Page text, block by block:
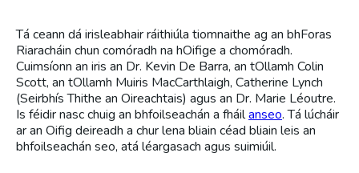
Tá ceann dá irisleabhair ráithiúla tiomnaithe ag an bhForas
Riaracháin chun comóradh na hOifige a chomóradh.
Cuimsíonn an iris an Dr. Kevin De Barra, an tOllamh Colin
Scott, an tOllamh Muiris MacCarthlaigh, Catherine Lynch
(Seirbhís Thithe an Oireachtais) agus an Dr. Marie Léoutre.
Is féidir nasc chuig an bhfoilseachán a fháilanseo. Tá lúcháir
ar an Oifig deireadh a chur lena bliain céad bliain leis an
bhfoilseachán seo, atá léargasach agus suimiúil.